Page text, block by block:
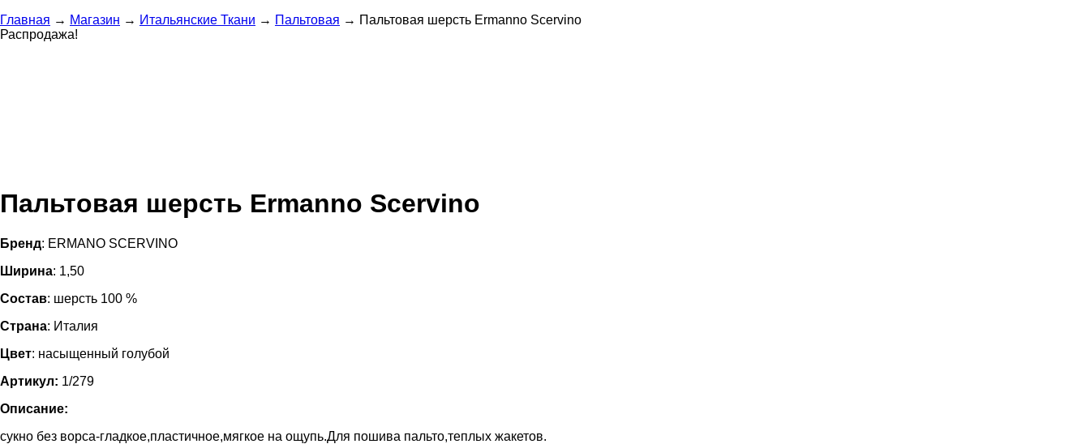
Главная → Магазин → Итальянские Ткани → Пальтовая → Пальтовая шерсть Ermanno Scervino
Распродажа!
Пальтовая шерсть Ermanno Scervino
Бренд: ERMANO SCERVINO
Ширина: 1,50
Состав: шерсть 100 %
Страна: Италия
Цвет: насыщенный голубой
Артикул: 1/279
Описание:
сукно без ворса-гладкое,пластичное,мягкое на ощупь.Для пошива пальто,теплых жакетов.